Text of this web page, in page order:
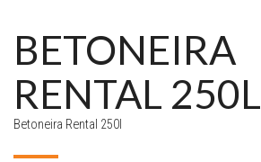
BETONEIRA
RENTAL 250L
Betoneira Rental 250l